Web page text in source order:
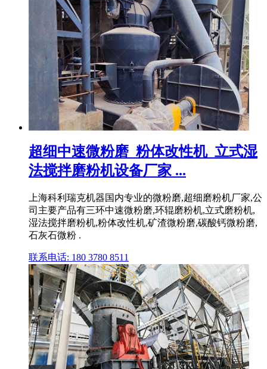
超细中速微粉磨_粉体改性机_立式湿
法搅拌磨粉机设备厂家 ...
上海科利瑞克机器国内专业的微粉磨,超细磨粉机厂家,公
司主要产品有三环中速微粉磨,环辊磨粉机,立式磨粉机,
湿法搅拌磨粉机,粉体改性机,矿渣微粉磨,碳酸钙微粉磨,
石灰石微粉 .
联系电话: 180 3780 8511